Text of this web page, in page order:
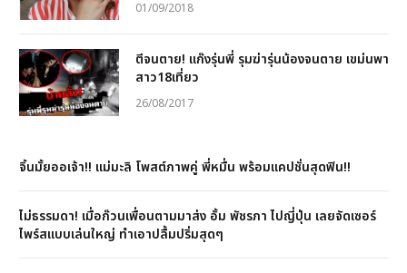
01/09/2018
ตีจนตาย! แก๊งรุ่นพี่ รุมฆ่ารุ่นน้องจนตาย เขม่นพา
สาว18เที่ยว
26/08/2017
จิ้นมั้ยออเจ้า!! แม่มะลิ โพสต์ภาพคู่ พี่หมื่น พร้อมแคปชั่นสุดฟิน!!
ไม่ธรรมดา! เมื่อก๊วนเพื่อนตามมาส่ง อั้ม พัชรภา ไปญี่ปุ่น เลยจัดเซอร์
ไพร์สแบบเล่นใหญ่ ทำเอาปลื้มปริ่มสุดๆ